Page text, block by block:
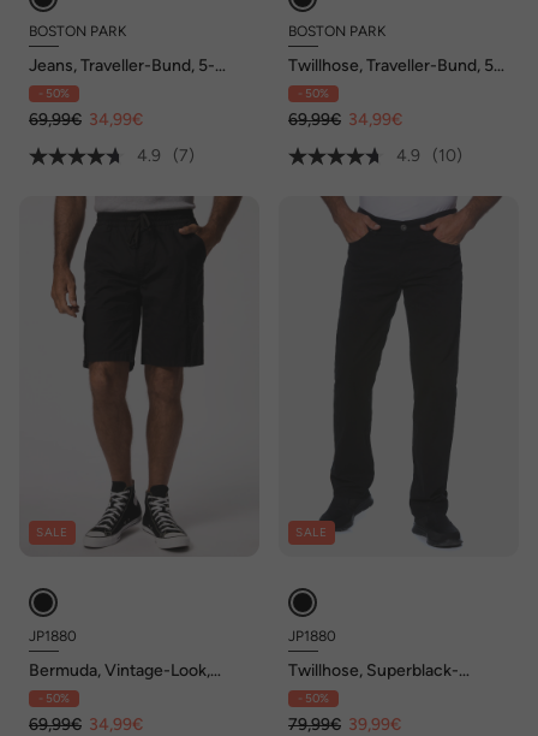
BOSTON PARK
Jeans, Traveller-Bund, 5-
Pocket, Regular Fit, bis 72/36
- 50%
69,99€ 34,99€
4.9
(7)
BOSTON PARK
Twillhose, Traveller-Bund, 5-
Pocket, Regular Fit, bis 72/36
- 50%
69,99€ 34,99€
4.9
(10)
SALE
JP1880
Bermuda, Vintage-Look,
Elastikbund und Kordelzug,
Cargotaschen, bis 8 XL
- 50%
69,99€ 34,99€
SALE
JP1880
Twillhose, Superblack-
Färbung, Komfortbund,
Regular Fit
- 50%
79,99€ 39,99€